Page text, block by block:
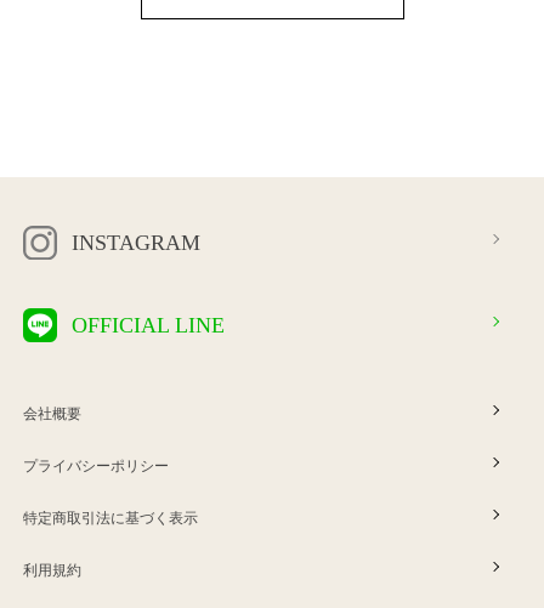
INSTAGRAM
OFFICIAL LINE
会社概要
プライバシーポリシー
特定商取引法に基づく表示
利用規約